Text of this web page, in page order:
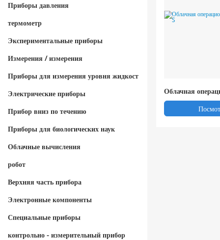
Приборы давления
термометр
Экспериментальные приборы
Измерения / измерения
Приборы для измерения уровня жидкост
и / вещества
Электрические приборы
Прибор вниз по течению
Приборы для биологических наук
Облачные вычисления
робот
Верхняя часть прибора
Электронные компоненты
Специальные приборы
контрольно - измерительный прибор
Облачная
CloudOS